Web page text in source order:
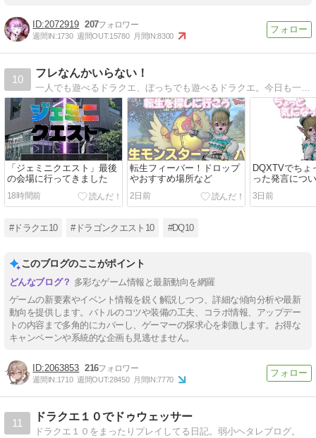
2072919 207
週間IN:1730 週間OUT:15780 月間IN:8300
10
フレなんかいらない！
一人でも遊べるドラクエ、ぼっちでも遊べるドラクエ。今日も一人楽しくアストルティアを冒険中！
「ジェミニクエスト」最後
の会場に行ってきました
18時間前
転生フィーバー！ドロップ
やおすすめ場所など
2日前
DQXTVでちょ
った発言につ
3日前
#ドラクエ10 #ドラゴンクエスト10 #DQ10
このブログのここがポイント
多彩なゲーム情報と最新動向を網羅
ゲームの新要素やイベント情報を鋭く解説しつつ、詳細な傾向分析や最新
動向を提供します。バトルのコツや装備の工夫、コラボ情報、アップデー
トの内容まで多角的にカバーし、ゲーマーの探求心を刺激します。お得な
キャンペーンや系統的な企画も見逃せません。
2063853 216
週間IN:1710 週間OUT:28450 月間IN:7770
11
ドラクエ１０でドゥウェッサー
ドラクエ１０をまったりプレイしてる日記。弱小ヘタレブログ。